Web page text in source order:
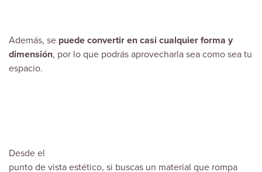
Además, se puede convertir en casi cualquier forma y
dimensión, por lo que podrás aprovecharla sea como sea tu
espacio.
Desde el
punto de vista estético, si buscas un material que rompa